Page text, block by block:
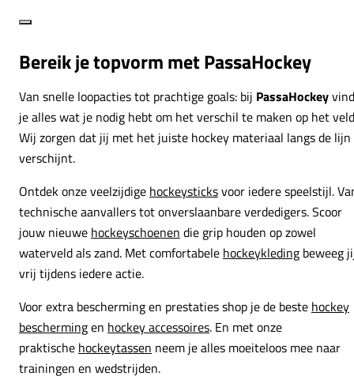
Bereik je topvorm met PassaHockey
Van snelle loopacties tot prachtige goals: bij PassaHockeyvind
je alles wat je nodig hebt om het verschil te maken op het
Wij zorgen dat jij met het juiste hockey materiaal langs de lijn
verschijnt.
Ontdek onze veelzijdige hockeysticksvoor iedere speelstijl.
technische aanvallers tot onverslaanbare verdedigers. Scoor
jouw nieuwe hockeyschoenen die grip houden op zowel
waterveld als zand. Met comfortabele hockeykleding beweeg
vrij tijdens iedere actie.
Voor extra bescherming en prestaties shop je de beste hockey
beschermingen hockey accessoires. En met onze
praktische hockeytassen neem je alles moeiteloos mee naar
trainingen en wedstrijden.